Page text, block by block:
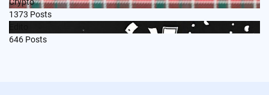
Crypto
1373 Posts
646 Posts